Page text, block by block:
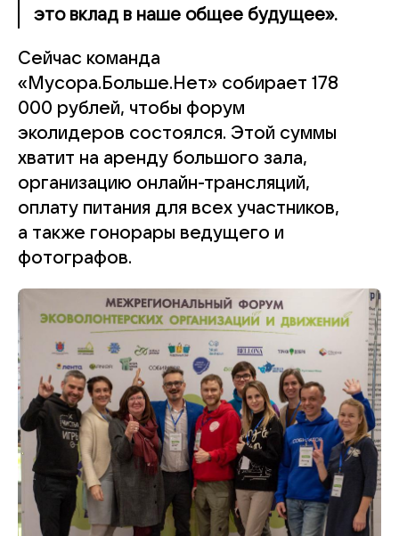
это вклад в наше общее будущее».
Сейчас команда
«Мусора.Больше.Нет» собирает 178
000 рублей, чтобы форум
эколидеров состоялся. Этой суммы
хватит на аренду большого зала,
организацию онлайн-трансляций,
оплату питания для всех участников,
а также гонорары ведущего и
фотографов.